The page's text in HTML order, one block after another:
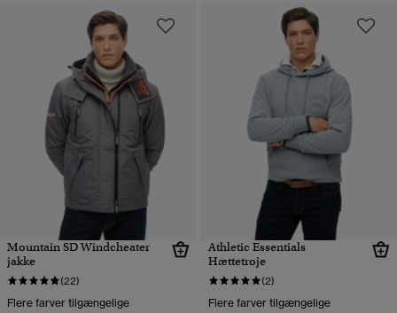
Mountain SD Windcheater
jakke
(22)
Flere farver tilgængelige
Athletic Essentials
Hættetrøje
(2)
Flere farver tilgængelige